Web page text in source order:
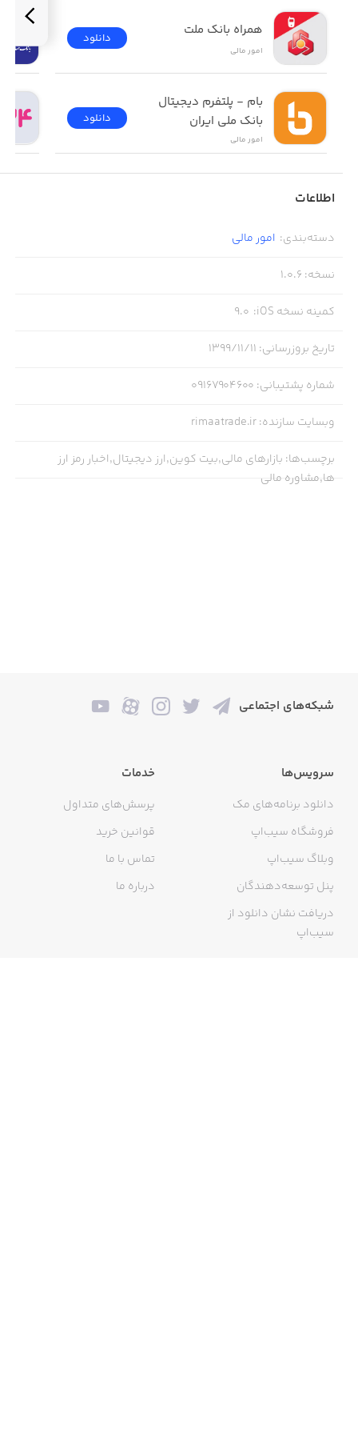
همراه بانک ملت
امور ‌مالی
دانلود
بانک ملی ایران
امور ‌مالی
دانلود
اطلاعات
دسته‌بندی: امور ‌مالی
نسخه:
1.0.6
کمینه نسخه iOS :
9.0
تاریخ بروزرسانی: ۱۳۹۹/۱۱/۱۱
شماره پشتیبانی:
09167904600
وبسایت سازنده:
rimaatrade.ir
برچسب‌ها: بازارهای مالی,بیت کوین,ارز دیجیتال,اخبار رمز ارز
ها,مشاوره مالی
شبکه‌های اجتماعی
سرویس‌ها
دانلود برنامه‌های مک
فروشگاه سیب‌اپ
وبلاگ سیب‌اپ
پنل توسعه‌دهندگان
دریافت نشان دانلود از
سیب‌اپ
خدمات
پرسش‌های متداول
قوانین خرید
تماس با ما
درباره ما